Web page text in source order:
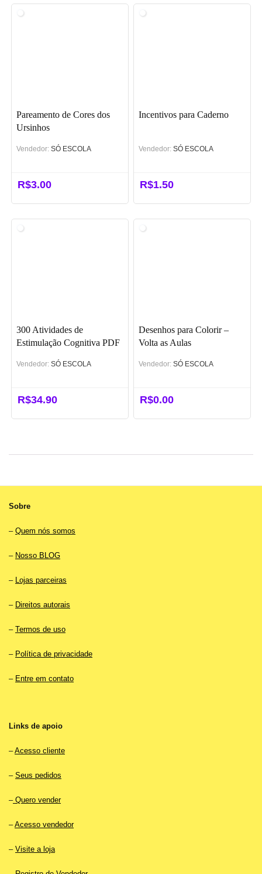
Pareamento de Cores dos
Ursinhos
Vendedor: SÓ ESCOLA
R$3.00
Incentivos para Caderno
Vendedor: SÓ ESCOLA
R$1.50
300 Atividades de
Estimulação Cognitiva PDF
Vendedor: SÓ ESCOLA
R$34.90
Desenhos para Colorir –
Volta as Aulas
Vendedor: SÓ ESCOLA
R$0.00
Sobre
– Quem nós somos
– Nosso BLOG
– Lojas parceiras
– Direitos autorais
– Termos de uso
– Política de privacidade
– Entre em contato
Links de apoio
–Acesso cliente
– Seus pedidos
–Quero vender
–Acesso vendedor
– Visite a loja